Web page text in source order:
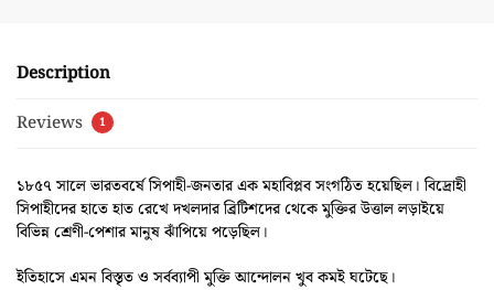
Description
Reviews
1
১৮৫৭ সালে ভারতবর্ষে সিপাহী-জনতার এক মহাবিপ্লব সংগঠিত হয়েছিল। বিদ্রোহী
সিপাহীদের হাতে হাত রেখে দখলদার ব্রিটিশদের থেকে মুক্তির উত্তাল লড়াইয়ে
বিভিন্ন শ্রেণী-পেশার মানুষ ঝাঁপিয়ে পড়েছিল।
ইতিহাসে এমন বিস্তৃত ও সর্বব্যাপী মুক্তি আন্দোলন খুব কমই ঘটেছে।